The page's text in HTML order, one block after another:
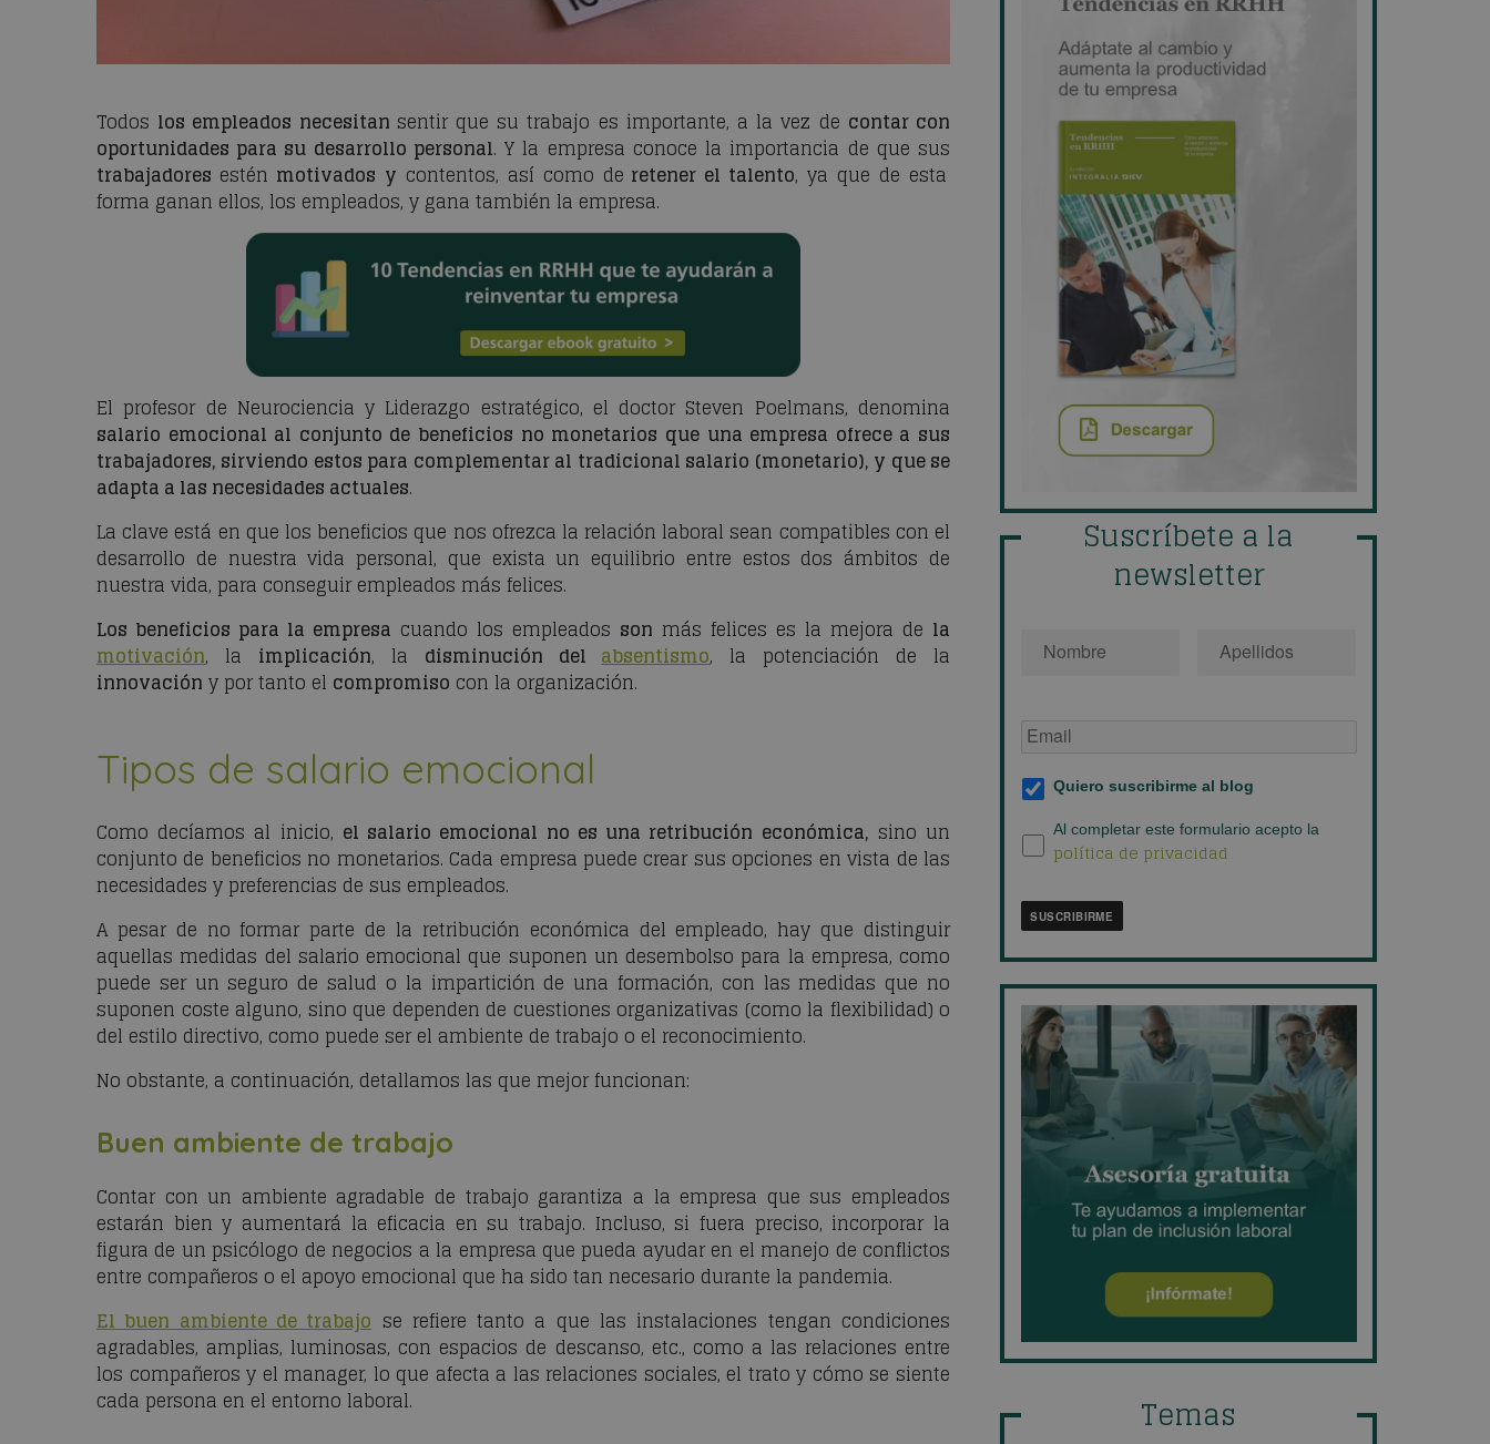
Todos los empleados necesitan sentir que su trabajo es importante, a la vez de contar con
oportunidades para su desarrollo personal. Y la empresa conoce la importancia de que sus
trabajadores estén motivados y contentos, así como de retener el talento, ya que de esta
forma ganan ellos, los empleados, y gana también la empresa.
El profesor de Neurociencia y Liderazgo estratégico, el doctor Steven Poelmans, denomina
salario emocional al conjunto de beneficios no monetarios que una empresa ofrece a sus
trabajadores, sirviendo estos para complementar al tradicional salario (monetario), y que se
adapta a las necesidades actuales.
La clave está en que los beneficios que nos ofrezca la relación laboral sean compatibles con el
desarrollo de nuestra vida personal, que exista un equilibrio entre estos dos ámbitos de
nuestra vida, para conseguir empleados más felices.
Los beneficios para la empresa cuando los empleados son más felices es la mejora de la
motivación, la implicación, la disminución delabsentismo, la potenciación de la
innovación y por tanto el compromiso con la organización.
Tipos de salario emocional
Como decíamos al inicio, el salario emocional no es una retribución económica, sino un
conjunto de beneficios no monetarios. Cada empresa puede crear sus opciones en vista de las
necesidades y preferencias de sus empleados.
A pesar de no formar parte de la retribución económica del empleado, hay que distinguir
aquellas medidas del salario emocional que suponen un desembolso para la empresa, como
puede ser un seguro de salud o la impartición de una formación, con las medidas que no
suponen coste alguno, sino que dependen de cuestiones organizativas (como la flexibilidad) o
del estilo directivo, como puede ser el ambiente de trabajo o el reconocimiento.
No obstante, a continuación, detallamos las que mejor funcionan:
Buen ambiente de trabajo
Contar con un ambiente agradable de trabajo garantiza a la empresa que sus empleados
estarán bien y aumentará la eficacia en su trabajo. Incluso, si fuera preciso, incorporar la
figura de un psicólogo de negocios a la empresa que pueda ayudar en el manejo de conflictos
entre compañeros o el apoyo emocional que ha sido tan necesario durante la pandemia.
El buen ambiente de trabajose refiere tanto a que las instalaciones tengan condiciones
agradables, amplias, luminosas, con espacios de descanso, etc., como a las relaciones entre
los compañeros y el manager, lo que afecta a las relaciones sociales, el trato y cómo se siente
cada persona en el entorno laboral.
Suscríbete a la
newsletter
de
Suscripción
al
blog
*
Quiero suscribirme al blog
Política
de
Al completar este formulario acepto la
política de privacidad
SUSCRIBIRME
Temas